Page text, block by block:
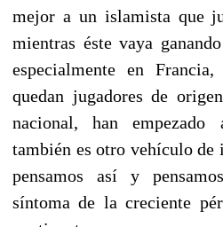
mejor a un islamista que
mientras éste vaya
especialmente en
quedan jugadores de
nacional, han
también es otro vehículo de
pensamos así y
síntoma de la creciente